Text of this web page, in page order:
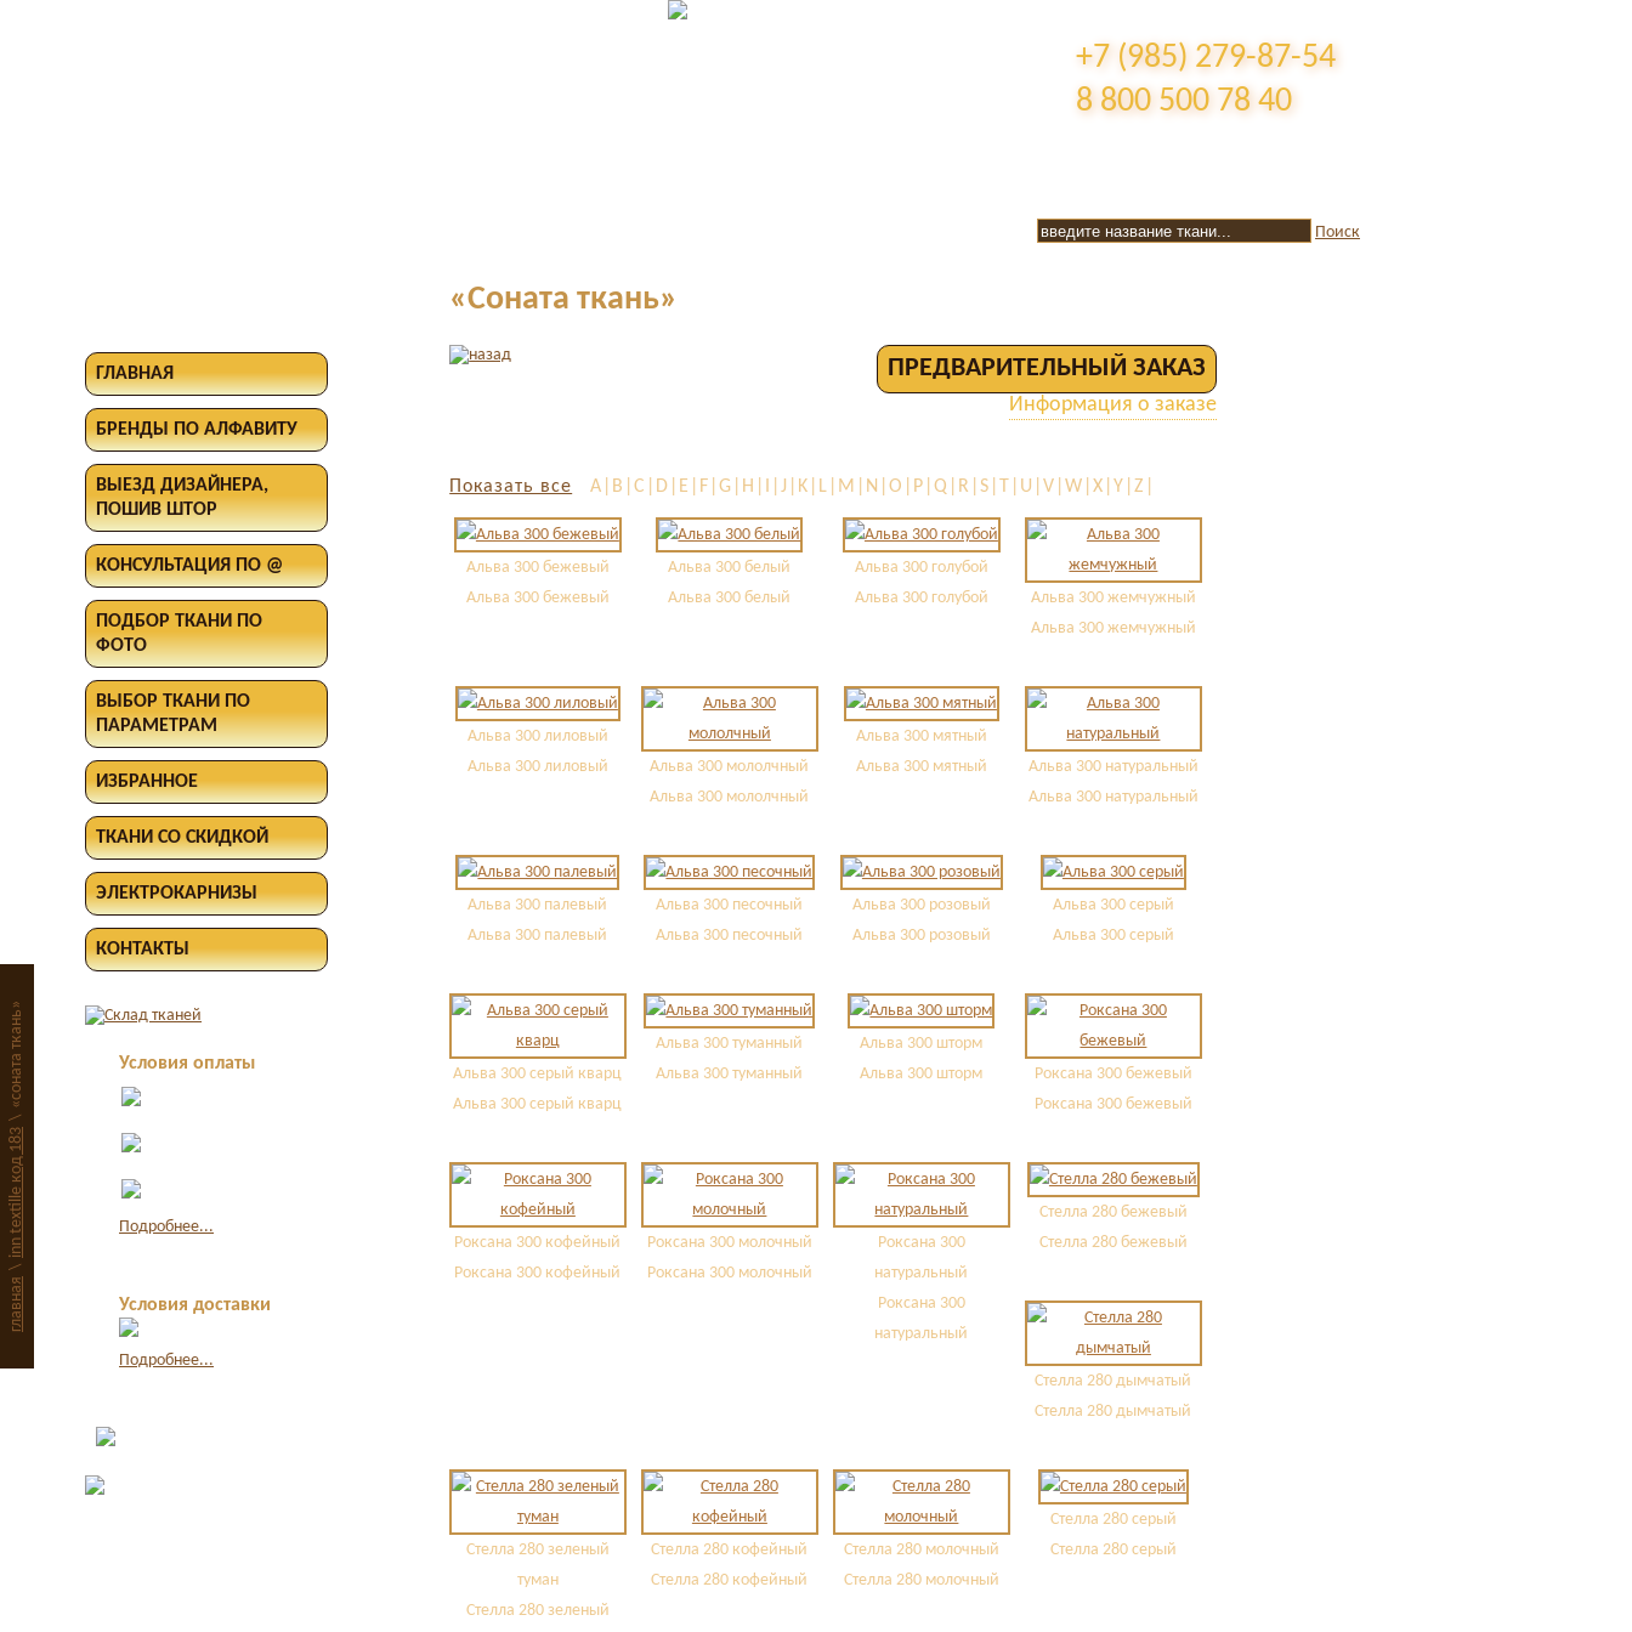
главная
\
inn textille код 183
\
«соната ткань»
+7 (985) 279-87-54
8 800 500 78 40
Поиск
ГЛАВНАЯ
БРЕНДЫ ПО АЛФАВИТУ
ВЫЕЗД ДИЗАЙНЕРА,
ПОШИВ ШТОР
КОНСУЛЬТАЦИЯ ПО @
ПОДБОР ТКАНИ ПО
ФОТО
ВЫБОР ТКАНИ ПО
ПАРАМЕТРАМ
ИЗБРАННОЕ
ТКАНИ СО СКИДКОЙ
ЭЛЕКТРОКАРНИЗЫ
КОНТАКТЫ
Условия оплаты
Подробнее...
Условия доставки
Подробнее...
«Соната ткань»
ПРЕДВАРИТЕЛЬНЫЙ ЗАКАЗ
Информация о заказе
Показать все A|B|C|D|E|F|G|H|I|J|K|L|M|N|O|P|Q|R|S|T|U|V|W|X|Y|Z|
Альва 300 бежевый
Альва 300 бежевый
Альва 300 белый
Альва 300 белый
Альва 300 голубой
Альва 300 голубой
Альва 300 жемчужный
Альва 300 жемчужный
Альва 300 лиловый
Альва 300 лиловый
Альва 300 мололчный
Альва 300 мололчный
Альва 300 мятный
Альва 300 мятный
Альва 300 натуральный
Альва 300 натуральный
Альва 300 палевый
Альва 300 палевый
Альва 300 песочный
Альва 300 песочный
Альва 300 розовый
Альва 300 розовый
Альва 300 серый
Альва 300 серый
Альва 300 серый кварц
Альва 300 серый кварц
Альва 300 туманный
Альва 300 туманный
Альва 300 шторм
Альва 300 шторм
Роксана 300 бежевый
Роксана 300 бежевый
Роксана 300 кофейный
Роксана 300 кофейный
Роксана 300 молочный
Роксана 300 молочный
Роксана 300
натуральный
Роксана 300
натуральный
Стелла 280 бежевый
Стелла 280 бежевый
Стелла 280 дымчатый
Стелла 280 дымчатый
Стелла 280 зеленый
туман
Стелла 280 зеленый
Стелла 280 кофейный
Стелла 280 кофейный
Стелла 280 молочный
Стелла 280 молочный
Стелла 280 серый
Стелла 280 серый